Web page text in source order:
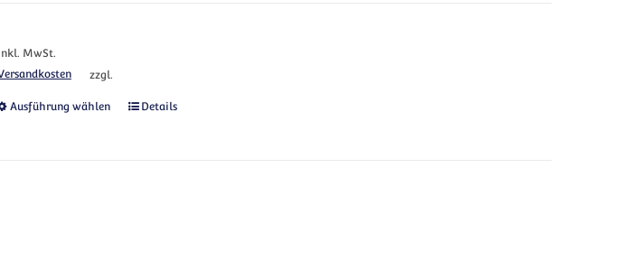
MwSt.
zzgl.
Ausführung wählen Dieses Produkt weist mehrere Varianten auf. Die Optionen können auf der
Details